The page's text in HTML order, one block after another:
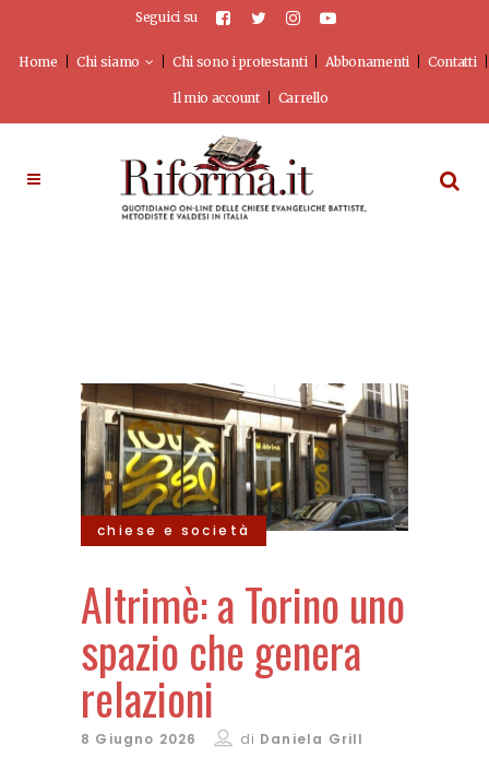
Seguici su
Home Chi siamo Chi sono i protestanti Abbonamenti Contatti
Il mio account Carrello
chiese e società
Altrimè: a Torino uno
spazio che genera
relazioni
8 Giugno 2026 di Daniela Grill